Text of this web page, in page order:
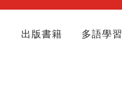
出版書籍 多語學習